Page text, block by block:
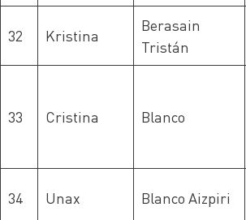
32 Kristina
Berasain
Tristán
33 Cristina Blanco
34 Unax Blanco Aizpiri